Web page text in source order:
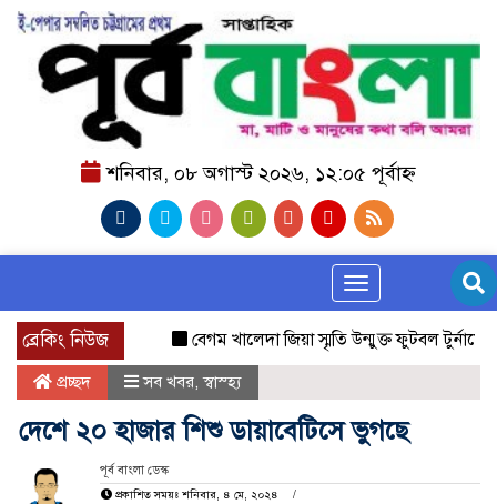
শনিবার, ০৮ অগাস্ট ২০২৬, ১২:০৫ পূর্বাহ্ন
Toggle navigation
ব্রেকিং নিউজ বেগম খালেদা জিয়া স্মৃতি উন্মুক্ত ফুটবল টুর্নামেন্ট
প্রচ্ছদ সব খবর,স্বাস্হ্য
দেশে ২০ হাজার শিশু ডায়াবেটিসে ভুগছে
পূর্ব বাংলা ডেস্ক
প্রকাশিত সময়ঃ শনিবার, ৪ মে, ২০২৪